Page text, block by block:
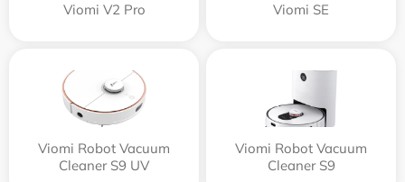
Viomi V2 Pro Viomi SE
Viomi Robot Vacuum
Cleaner S9 UV
Viomi Robot Vacuum
Cleaner S9